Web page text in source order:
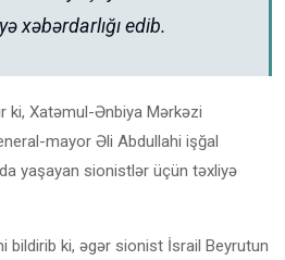
xəbərdarlığı edib.
ki, Xatəmul-Ənbiya Mərkəzi
mayor Əli Abdullahi işğal
yaşayan sionistlər üçün təxliyə
bildirib ki, əgər sionist İsrail Beyrutun